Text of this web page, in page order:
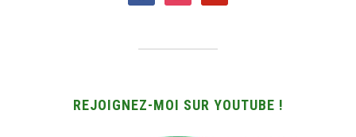
REJOIGNEZ-MOI SUR YOUTUBE !